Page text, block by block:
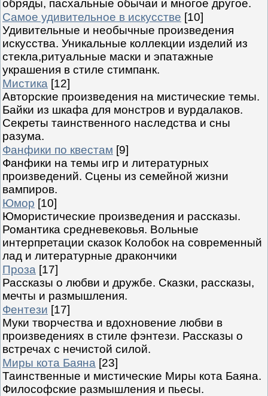
обряды, пасхальные обычаи и многое другое.
Самое удивительное в искусстве [10]
Удивительные и необычные произведения
искусства. Уникальные коллекции изделий из
стекла,ритуальные маски и эпатажные
украшения в стиле стимпанк.
Мистика [12]
Авторские произведения на мистические темы.
Байки из шкафа для монстров и вурдалаков.
Секреты таинственного наследства и сны
разума.
Фанфики по квестам [9]
Фанфики на темы игр и литературных
произведений. Сцены из семейной жизни
вампиров.
Юмор [10]
Юмористические произведения и рассказы.
Романтика средневековья. Вольные
интерпретации сказок Колобок на современный
лад и литературные дракончики
Проза [17]
Рассказы о любви и дружбе. Сказки, рассказы,
мечты и размышления.
Фентези [17]
Муки творчества и вдохновение любви в
произведениях в стиле фэнтези. Рассказы о
встречах с нечистой силой.
Миры кота Баяна [23]
Таинственные и мистические Миры кота Баяна.
Философские размышления и пьесы.